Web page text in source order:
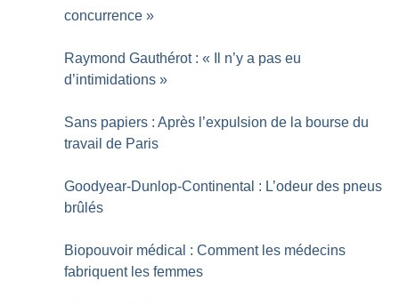
concurrence »
Raymond Gauthérot : «
Il n’y a pas eu
d’intimidations »
Sans papiers : Après l’expulsion de la bourse du
travail de Paris
Goodyear-Dunlop-Continental : L’odeur des pneus
brûlés
Biopouvoir médical : Comment les médecins
fabriquent les femmes